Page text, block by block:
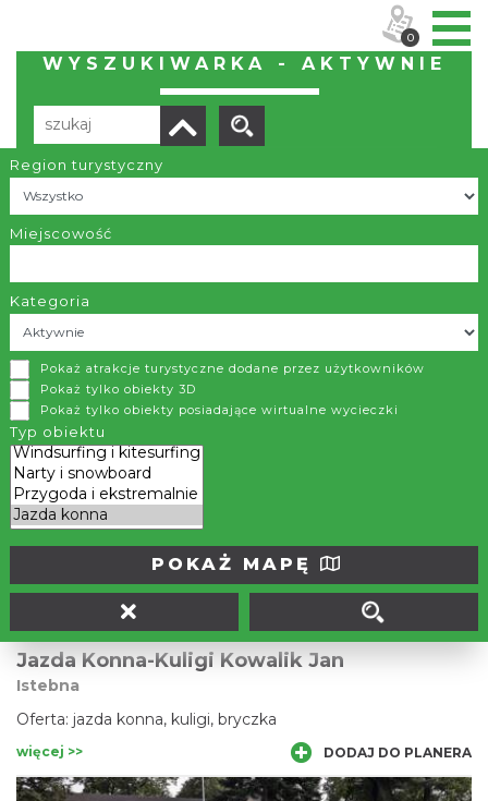
WYSZUKIWARKA - AKTYWNIE
Region turystyczny
Miejscowość
Kategoria
Pokaż atrakcje turystyczne dodane przez użytkowników
Pokaż tylko obiekty 3D
Pokaż tylko obiekty posiadające wirtualne wycieczki
Typ obiektu
POKAŻ MAPĘ
Liczba elementów:
Stajnia Las
Istebna
Niewielka szkółka jeździecka położona w malowniczym
terenie wśród beskidzkich szczytów. Razem tworzymy
rodzinną i kameralną atmosferę, która pozwala na czerpanie
radości z pięknego sportu, jakim jest jazda konna. Fidel,
Bakardia i Nila dzięki swej łagodności i inteligencji zapewnią
jeźdźcom, jak i amatorom.
więcej >>
Jazda Konna-Kuligi Kowalik Jan
Istebna
Oferta: jazda konna, kuligi, bryczka
więcej >> DODAJ DO PLANERA
0